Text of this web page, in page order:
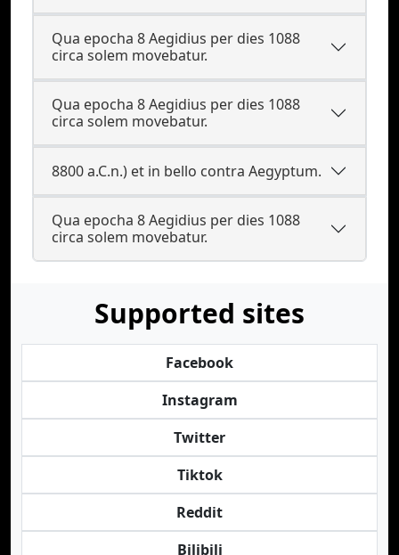
Qua epocha 8 Aegidius per dies 1088
circa solem movebatur.
Qua epocha 8 Aegidius per dies 1088
circa solem movebatur.
8800 a.C.n.) et in bello contra Aegyptum.
Qua epocha 8 Aegidius per dies 1088
circa solem movebatur.
Supported sites
Facebook
Instagram
Twitter
Tiktok
Reddit
Bilibili